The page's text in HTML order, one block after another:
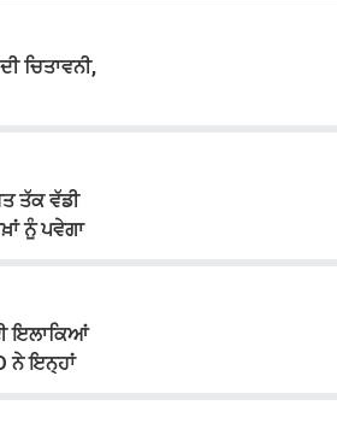
ਚਿਤਾਵਨੀ,
ਤੱਕ ਵੱਡੀ
ਨੂੰ ਪਵੇਗਾ
ਇਲਾਕਿਆਂ
ਨੇ ਇਨ੍ਹਾਂ